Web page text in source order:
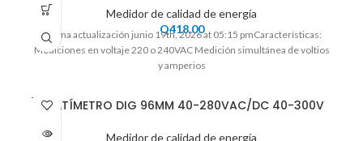
Medidor de calidad de energía
Q418.00
Ultima actualización junio 19th, 2026 at 05:15 pmCaracterísticas:
Mediciones en voltaje 220 o 240VAC Medición simultánea de voltios
y amperios
VENDI
DO
VOLTÍMETRO DIG 96MM 40-280VAC/DC 40-300V
Medidor de calidad de energía